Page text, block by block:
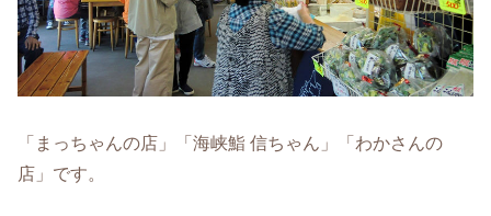
「まっちゃんの店」「海峡鮨 信ちゃん」「わかさんの
店」です。